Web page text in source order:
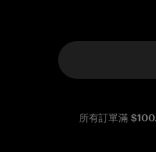
所有訂單滿